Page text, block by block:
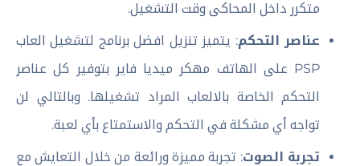
متكرر داخل المحاكى وقت التشغيل.
عناصر التحكم: يتميز تنزيل افضل برنامج لتشغيل العاب
PSP على الهاتف مهكر ميديا فاير بتوفير كل عناصر
التحكم الخاصة بالالعاب المراد تشغيلها. وبالتالي لن
تواجه أي مشكلة في التحكم والاستمتاع بأي لعبة.
تجربة الصوت: تجربة مميزة ورائعة من خلال التعايش مع